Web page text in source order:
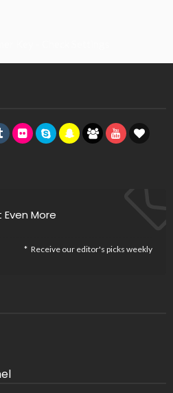
Even More
Receive our editor's picks weekly